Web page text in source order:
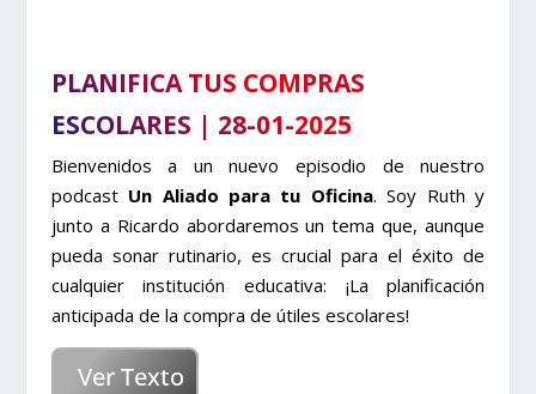
PLANIFICA TUS COMPRAS
ESCOLARES | 28-01-2025
Bienvenidos a un nuevo episodio de nuestro
podcast Un Aliado para tu Oficina. Soy Ruth y
junto a Ricardo abordaremos un tema que, aunque
pueda sonar rutinario, es crucial para el éxito de
cualquier institución educativa: ¡La planificación
anticipada de la compra de útiles escolares!
Ver Texto